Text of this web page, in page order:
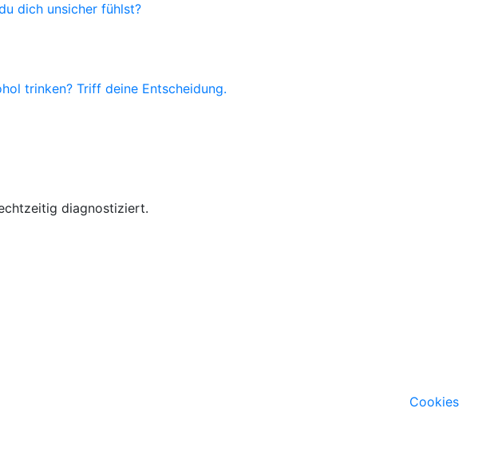
dich unsicher fühlst?
trinken? Triff deine Entscheidung.
diagnostiziert.
Cookies